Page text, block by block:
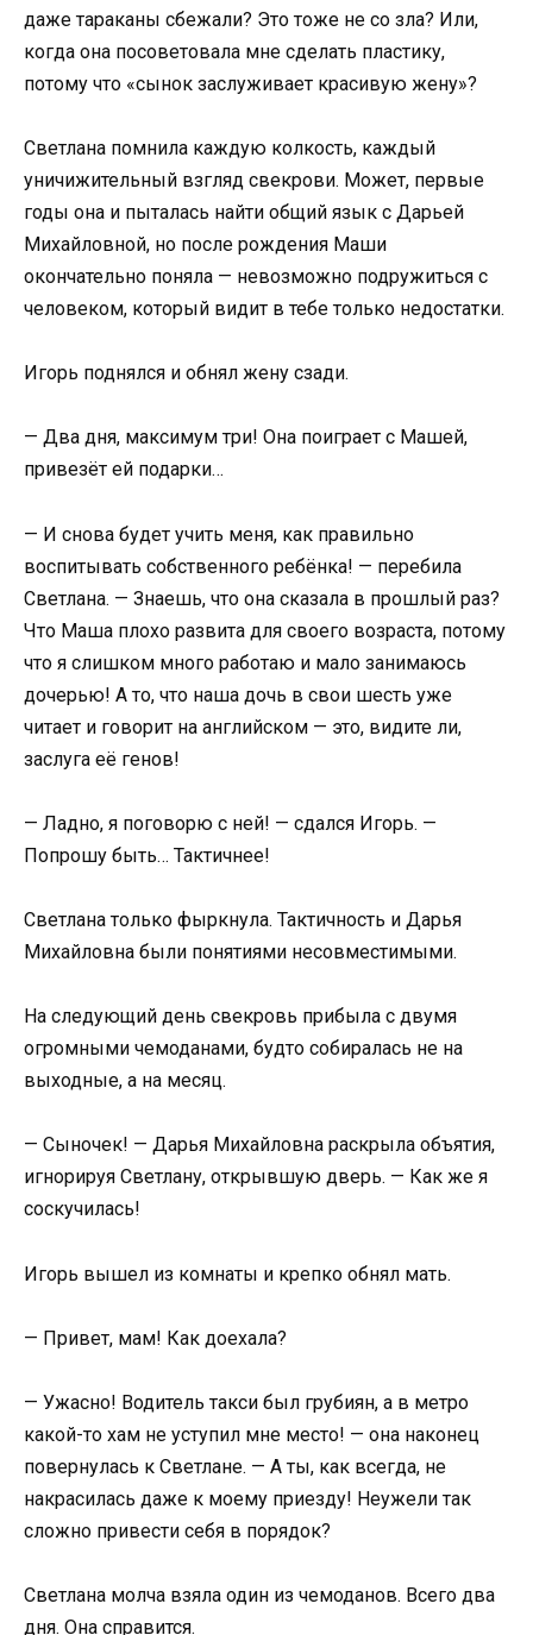
даже тараканы сбежали? Это тоже не со зла? Или,
когда она посоветовала мне сделать пластику,
потому что «сынок заслуживает красивую жену»?
Светлана помнила каждую колкость, каждый
уничижительный взгляд свекрови. Может, первые
годы она и пыталась найти общий язык с Дарьей
Михайловной, но после рождения Маши
окончательно поняла — невозможно подружиться с
человеком, который видит в тебе только недостатки.
Игорь поднялся и обнял жену сзади.
— Два дня, максимум три! Она поиграет с Машей,
привезёт ей подарки…
— И снова будет учить меня, как правильно
воспитывать собственного ребёнка! — перебила
Светлана. — Знаешь, что она сказала в прошлый раз?
Что Маша плохо развита для своего возраста, потому
что я слишком много работаю и мало занимаюсь
дочерью! А то, что наша дочь в свои шесть уже
читает и говорит на английском — это, видите ли,
заслуга её генов!
— Ладно, я поговорю с ней! — сдался Игорь. —
Попрошу быть… Тактичнее!
Светлана только фыркнула. Тактичность и Дарья
Михайловна были понятиями несовместимыми.
На следующий день свекровь прибыла с двумя
огромными чемоданами, будто собиралась не на
выходные, а на месяц.
— Сыночек! — Дарья Михайловна раскрыла объятия,
игнорируя Светлану, открывшую дверь. — Как же я
соскучилась!
Игорь вышел из комнаты и крепко обнял мать.
— Привет, мам! Как доехала?
— Ужасно! Водитель такси был грубиян, а в метро
какой-то хам не уступил мне место! — она наконец
повернулась к Светлане. — А ты, как всегда, не
накрасилась даже к моему приезду! Неужели так
сложно привести себя в порядок?
Светлана молча взяла один из чемоданов. Всего два
дня. Она справится.